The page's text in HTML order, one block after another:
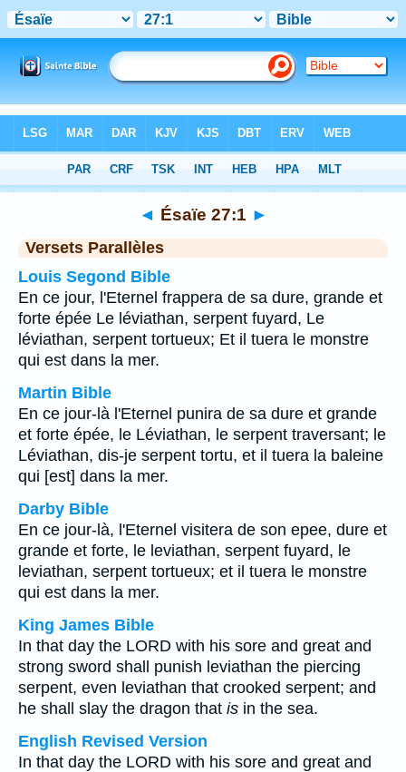
Chapitre 27> Verset 1
◄ Ésaïe 27:1 ►
Versets Parallèles
Louis Segond Bible
En ce jour, l'Eternel frappera de sa dure, grande et
forte épée Le léviathan, serpent fuyard, Le
léviathan, serpent tortueux; Et il tuera le monstre
qui est dans la mer.
Martin Bible
En ce jour-là l'Eternel punira de sa dure et grande
et forte épée, le Léviathan, le serpent traversant; le
Léviathan, dis-je serpent tortu, et il tuera la baleine
qui [est] dans la mer.
Darby Bible
En ce jour-là, l'Eternel visitera de son epee, dure et
grande et forte, le leviathan, serpent fuyard, le
leviathan, serpent tortueux; et il tuera le monstre
qui est dans la mer.
King James Bible
In that day the LORD with his sore and great and
strong sword shall punish leviathan the piercing
serpent, even leviathan that crooked serpent; and
he shall slay the dragon that is in the sea.
English Revised Version
In that day the LORD with his sore and great and